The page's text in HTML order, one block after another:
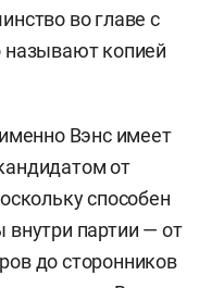
во главе с
копией
Вэнс имеет
от
способен
партии — от
до сторонников